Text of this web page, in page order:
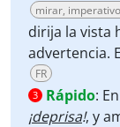
mirar,
dirija la vista
advertencia.
FR
3 Rápido:
¡deprisa!, y